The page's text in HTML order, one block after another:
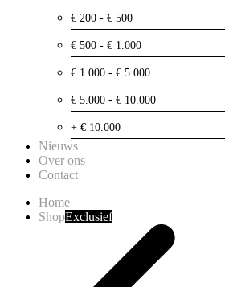
€ 200 - € 500
€ 500 - € 1.000
€ 1.000 - € 5.000
€ 5.000 - € 10.000
+ € 10.000
Nieuws
Over ons
Contact
Home
ShopExclusief